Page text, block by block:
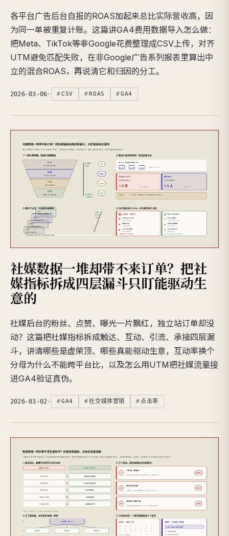
各平台广告后台自报的ROAS加起来总比实际营收高，因
为同一单被重复计账。这篇讲GA4费用数据导入怎么做：
把Meta、TikTok等非Google花费整理成CSV上传，对齐
UTM避免匹配失败，在非Google广告系列报表里算出中
立的混合ROAS，再说清它和归因的分工。
2026-03-06 · CSV ROAS GA4
社媒数据一堆却带不来订单？把社
媒指标拆成四层漏斗只盯能驱动生
意的
社媒后台的粉丝、点赞、曝光一片飘红，独立站订单却没
动？这篇把社媒指标拆成触达、互动、引流、承接四层漏
斗，讲清哪些是虚荣顶、哪些真能驱动生意，互动率换个
分母为什么不能跨平台比，以及怎么用UTM把社媒流量接
进GA4验证真伪。
2026-03-02 · GA4 社交媒体营销 点击率